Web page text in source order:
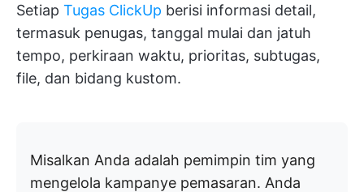
Setiap Tugas ClickUp berisi informasi detail,
termasuk penugas, tanggal mulai dan jatuh
tempo, perkiraan waktu, prioritas, subtugas,
file, dan bidang kustom.
Misalkan Anda adalah pemimpin tim yang
mengelola kampanye pemasaran. Anda